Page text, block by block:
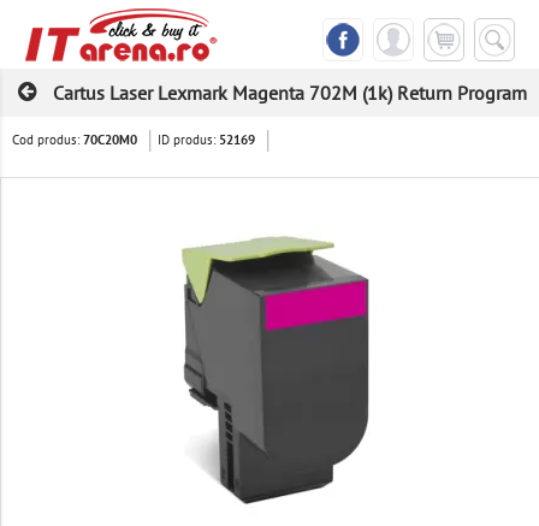
Cartus Laser Lexmark Magenta 702M (1k) Return Program
Cod produs:70C20M0 ID produs: 52169